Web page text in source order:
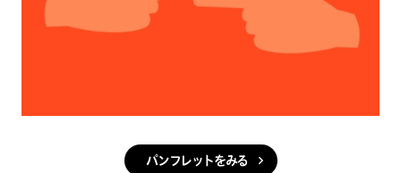
パンフレットをみる